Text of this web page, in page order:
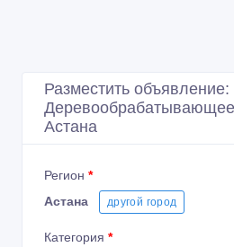
Разместить объявление:
Астана
Регион *
Астана
другой город
Категория *